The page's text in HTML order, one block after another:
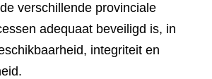
verschillende provinciale
adequaat beveiligd is, in
integriteit en